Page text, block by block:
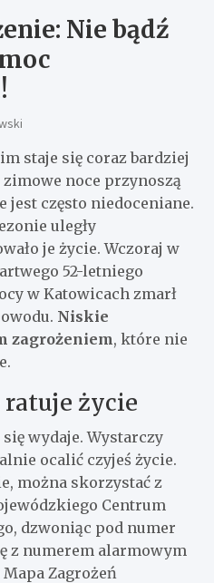
Nie bądź
staje się coraz bardziej
zimowe noce przynoszą
jest często niedoceniane.
uległy
je życie. Wczoraj w
52-letniego
w Katowicach zmarł
Niskie
zagrożeniem, które nie
ratuje życie
wydaje. Wystarczy
ocalić czyjeś życie.
można skorzystać z
Centrum
dzwoniąc pod numer
z numerem alarmowym
Zagrożeń